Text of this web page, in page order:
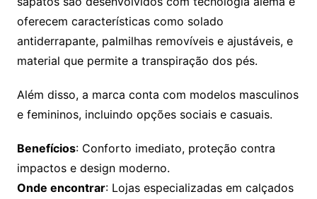
oferecem características como solado
antiderrapante, palmilhas removíveis e ajustáveis, e
material que permite a transpiração dos pés.
Além disso, a marca conta com modelos masculinos
e femininos, incluindo opções sociais e casuais.
Benefícios: Conforto imediato, proteção contra
impactos e design moderno.
Onde encontrar: Lojas especializadas em calçados